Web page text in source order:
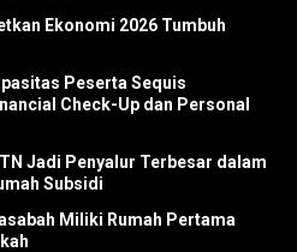
Ekonomi 2026 Tumbuh
Peserta Sequis
Check-Up dan Personal
Jadi Penyalur Terbesar dalam
Subsidi
Miliki Rumah Pertama